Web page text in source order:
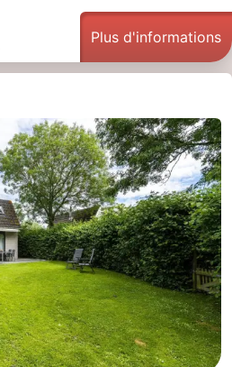
Plus d'informations